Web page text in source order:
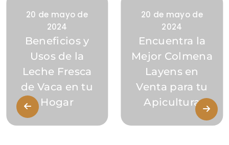
20 de mayo de
2024
Beneficios y
Usos de la
Leche Fresca
de Vaca en tu
Hogar
20 de mayo de
2024
Encuentra la
Mejor Colmena
Layens en
Venta para tu
Apicultura